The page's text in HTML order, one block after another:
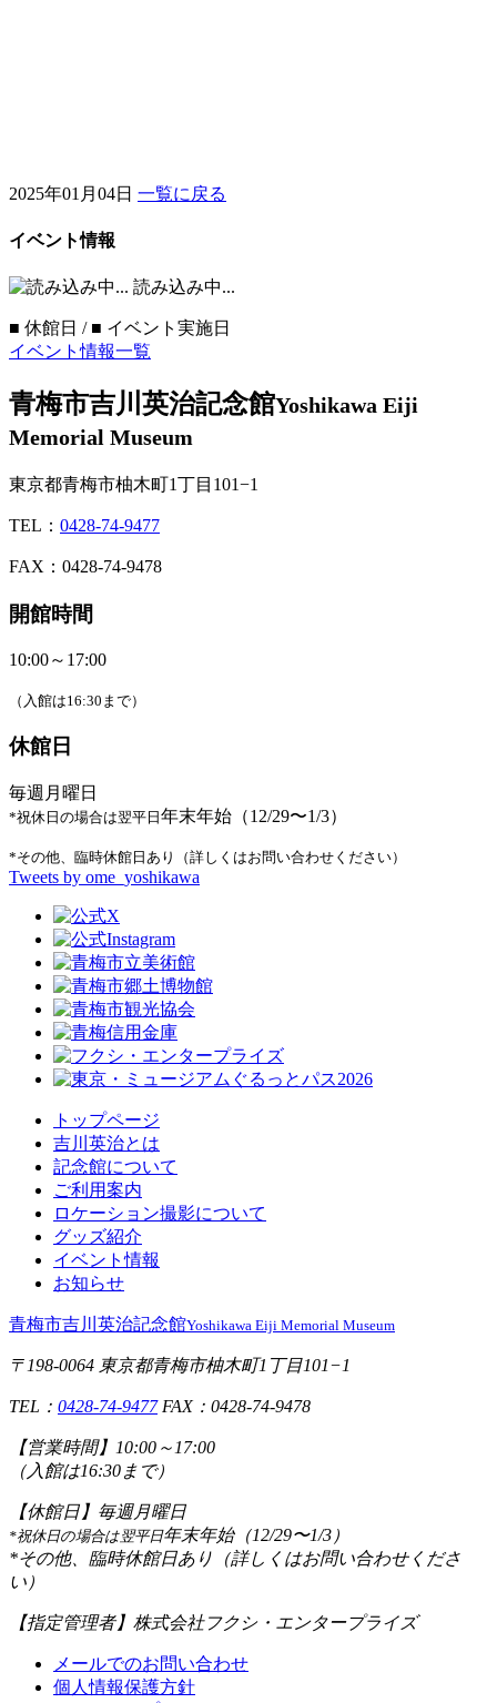
2025年01月04日 一覧に戻る
イベント情報
読み込み中...
■ 休館日 / ■ イベント実施日
イベント情報一覧
青梅市吉川英治記念館Yoshikawa Eiji
Memorial Museum
東京都青梅市柚木町1丁目101−1
TEL： 0428-74-9477
FAX：0428-74-9478
開館時間
10:00～17:00
（入館は16:30まで）
休館日
毎週月曜日
*祝休日の場合は翌平日 年末年始（12/29〜1/3）
*その他、臨時休館日あり（詳しくはお問い合わせください）
Tweets by ome_yoshikawa
トップページ
吉川英治とは
記念館について
ご利用案内
ロケーション撮影について
グッズ紹介
イベント情報
お知らせ
青梅市吉川英治記念館Yoshikawa Eiji Memorial Museum
〒198-0064 東京都青梅市柚木町1丁目101−1
TEL： 0428-74-9477FAX：0428-74-9478
【営業時間】 10:00～17:00
（入館は16:30まで）
【休館日】 毎週月曜日
*祝休日の場合は翌平日年末年始（12/29〜1/3）
*その他、臨時休館日あり（詳しくはお問い合わせくださ
い）
【指定管理者】 株式会社フクシ・エンタープライズ
メールでのお問い合わせ
個人情報保護方針